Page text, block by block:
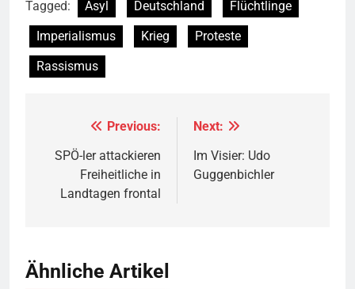
Tagged: Asyl Deutschland
Flüchtlinge
Imperialismus
Krieg
Proteste
Rassismus
Beitragsnavigation
Previous:
SPÖ-ler attackieren
Freiheitliche in
Landtagen frontal
Next:
Im Visier: Udo
Guggenbichler
Ähnliche Artikel